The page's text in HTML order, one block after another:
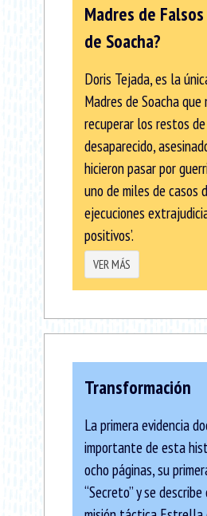
Madres de
de Soacha?
Doris Tejada, es la
Madres de Soacha
recuperar los restos
desaparecido,
hicieron pasar por
uno de miles de casos
ejecuciones
positivos’.
VER MÁS
Transformación
La primera evidencia
importante de esta
ocho páginas, su
“Secreto” y se